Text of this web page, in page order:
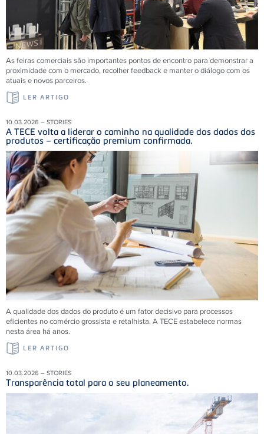
As feiras comerciais são importantes pontos de encontro para demonstrar a
proximidade com o mercado, recolher feedback e manter o diálogo com os
atuais e novos parceiros.
LER ARTIGO
10.03.2026 – STORIES
A TECE volta a liderar o caminho na qualidade dos dados dos
produtos – certificação premium confirmada.
A qualidade dos dados do produto é um fator decisivo para processos
eficientes no comércio grossista e retalhista. A TECE estabelece normas
nesta área há anos.
LER ARTIGO
10.03.2026 – STORIES
Transparência total para o seu planeamento.